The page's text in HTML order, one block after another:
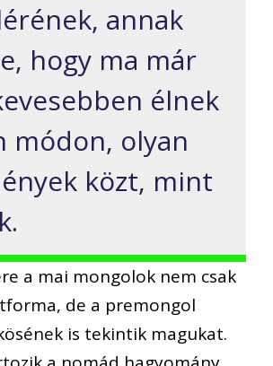
annak
hogy ma már
élnek
módon, olyan
közt, mint
a mai mongolok nem csak
de a premongol
is tekintik magukat.